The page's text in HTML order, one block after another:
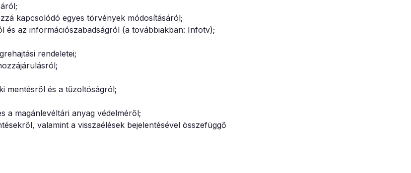
kapcsolódó egyes törvények módosításáról;
és az információszabadságról (a továbbiakban: Infotv);
rendeletei;
mentésről és a tűzoltóságról;
a magánlevéltári anyag védelméről;
valamint a visszaélések bejelentésével összefüggő